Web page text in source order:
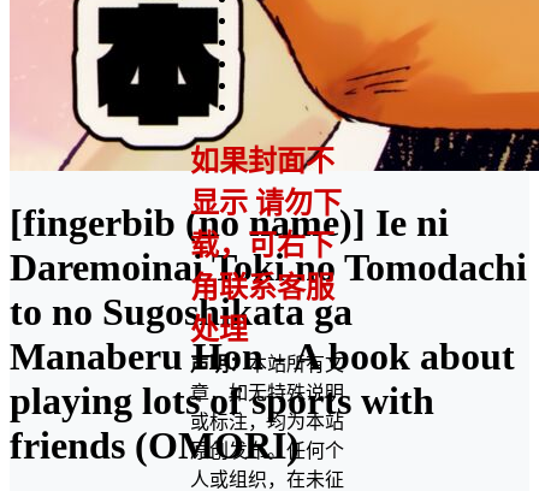
[fingerbib (no name)] Ie ni
Daremoinai Toki no Tomodachi
to no Sugoshikata ga
Manaberu Hon - A book about
playing lots of sports with
friends (OMORI)
如果封面不
显示 请勿下
载，可右下
角联系客服
处理
声明：本站所有文
章，如无特殊说明
或标注，均为本站
原创发布。任何个
人或组织，在未征